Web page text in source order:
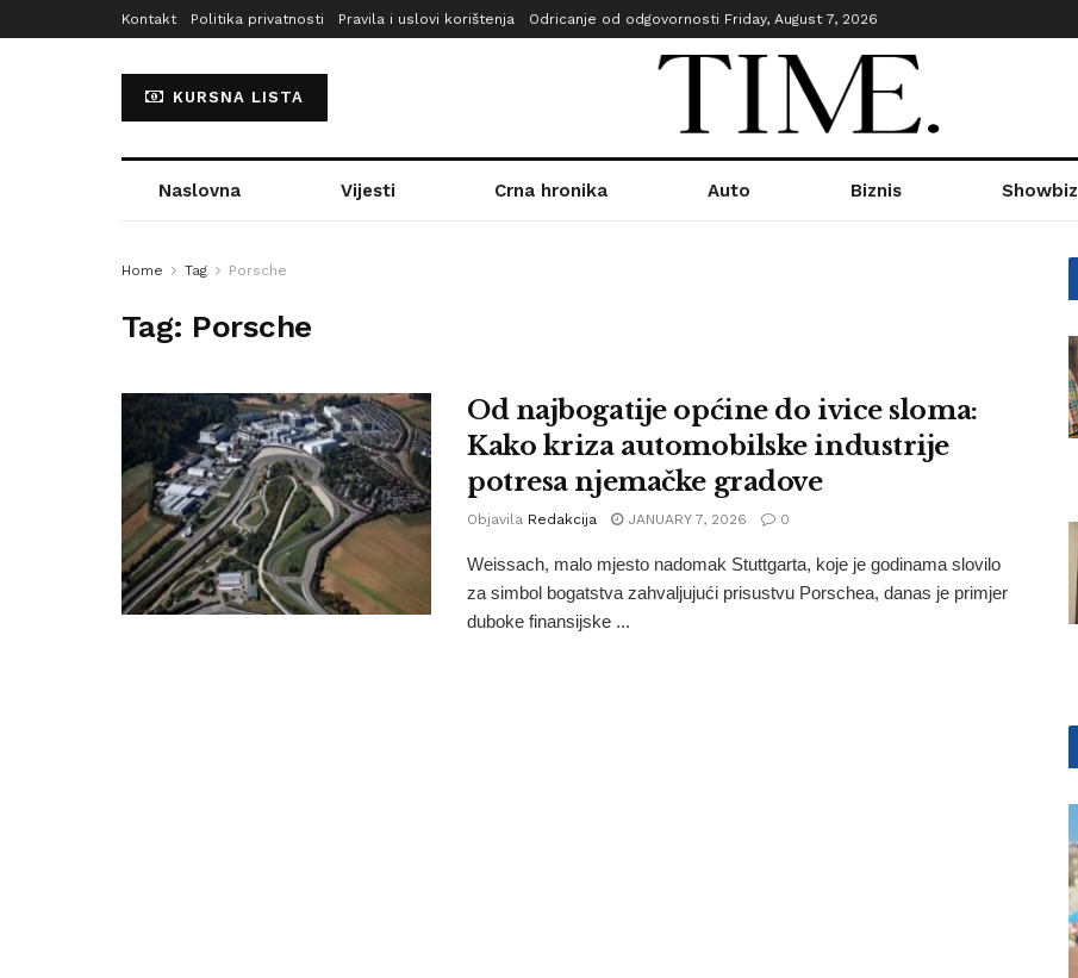
Kontakt Politika privatnosti Pravila i uslovi korištenja Odricanje od odgovornosti Friday, August 7, 2026
KURSNA LISTA
Naslovna Vijesti Crna hronika Auto Biznis Showbiz
Home Tag Porsche
Tag: Porsche
Od najbogatije općine do ivice sloma:
Kako kriza automobilske industrije
potresa njemačke gradove
Objavila Redakcija JANUARY 7, 2026 0
Weissach, malo mjesto nadomak Stuttgarta, koje je godinama slovilo
za simbol bogatstva zahvaljujući prisustvu Porschea, danas je primjer
duboke finansijske ...